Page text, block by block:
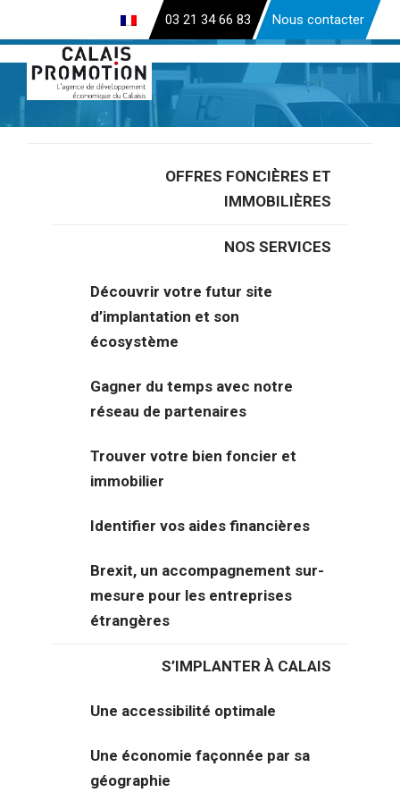
principal
03 21 34 66 83 Nous contacter
OFFRES FONCIÈRES ET
IMMOBILIÈRES
NOS SERVICES
Découvrir votre futur site
d’implantation et son
écosystème
Gagner du temps avec notre
réseau de partenaires
Trouver votre bien foncier et
immobilier
Identifier vos aides financières
Brexit, un accompagnement sur-
mesure pour les entreprises
étrangères
S’IMPLANTER À CALAIS
Une accessibilité optimale
Une économie façonnée par sa
géographie
A louer local
A louer local d’activités de 607 m²
ZA Coquelles (Calais 62)
Description générale du bien
m² représente une excellente opportunité pour toute
entreprise à la recherche d’un bien fonctionnel et récent.
Implanté à Coquelles au sein d’un parc d’activités sécurisé,
il bénéficie d’un environnement dynamique réunissant des